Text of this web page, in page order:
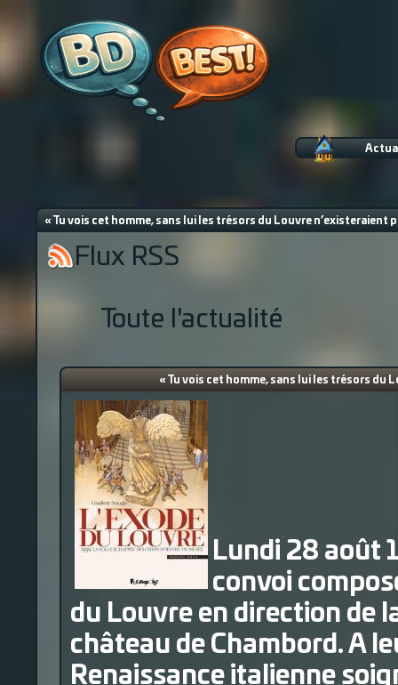
« Tu vois cet homme, sans lui les trésors du Louvre n’existeraient
Flux RSS
Toute l'actualité
« Tu vois cet homme, sans lui les trésors du
Lundi 28 août
convoi
du Louvre en direction de
château de Chambord. A
Renaissance italienne